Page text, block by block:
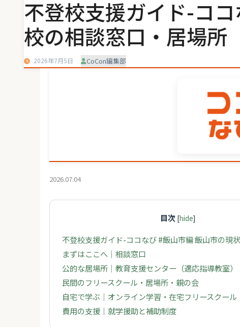
不登校支援ガイド-コ
校の相談窓口・居場所
2026年7月5日 CoCon編集部
2026.07.04
目次 [hide]
不登校支援ガイド-ココなび #飯山市編 飯山市の現状
まずはここへ｜相談窓口
公的な居場所｜教育支援センター（適応指導教室）
民間のフリースクール・居場所・親の会
自宅で学ぶ｜オンライン学習・在宅フリースクール
費用の支援｜就学援助と補助制度